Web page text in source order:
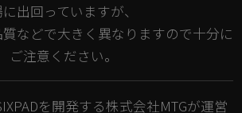
出回っていますが、
などで大きく異なりますので十分に
ご注意ください。
を開発する株式会社MTGが運営